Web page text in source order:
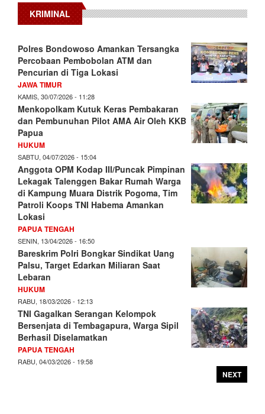
KRIMINAL
Polres Bondowoso Amankan Tersangka
Percobaan Pembobolan ATM dan
Pencurian di Tiga Lokasi
JAWA TIMUR
KAMIS, 30/07/2026 - 11:28
Menkopolkam Kutuk Keras Pembakaran
dan Pembunuhan Pilot AMA Air Oleh KKB
Papua
HUKUM
SABTU, 04/07/2026 - 15:04
Anggota OPM Kodap III/Puncak Pimpinan
Lekagak Talenggen Bakar Rumah Warga
di Kampung Muara Distrik Pogoma, Tim
Patroli Koops TNI Habema Amankan
Lokasi
PAPUA TENGAH
SENIN, 13/04/2026 - 16:50
Bareskrim Polri Bongkar Sindikat Uang
Palsu, Target Edarkan Miliaran Saat
Lebaran
HUKUM
RABU, 18/03/2026 - 12:13
TNI Gagalkan Serangan Kelompok
Bersenjata di Tembagapura, Warga Sipil
Berhasil Diselamatkan
PAPUA TENGAH
RABU, 04/03/2026 - 19:58
NEXT